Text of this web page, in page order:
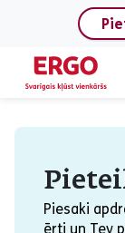
Piesaki
ērti un Tev